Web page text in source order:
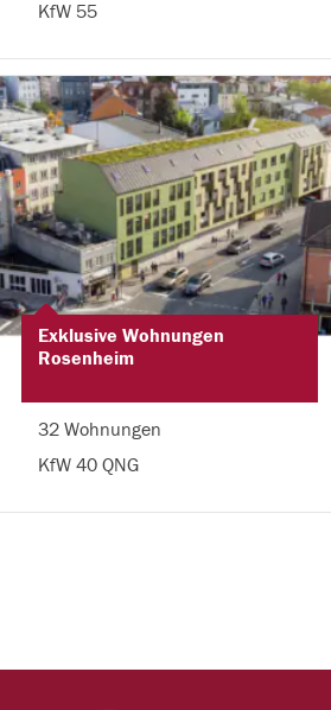
KfW 55
Exklusive Wohnungen
Rosenheim
32 Wohnungen
KfW 40 QNG